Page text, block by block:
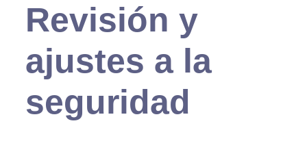
Revisión y
ajustes a la
seguridad